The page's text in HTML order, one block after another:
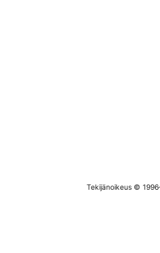
Tekijänoikeus ©